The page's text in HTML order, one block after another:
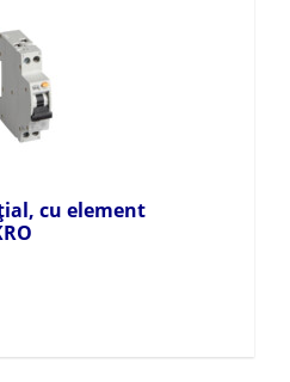
cu element